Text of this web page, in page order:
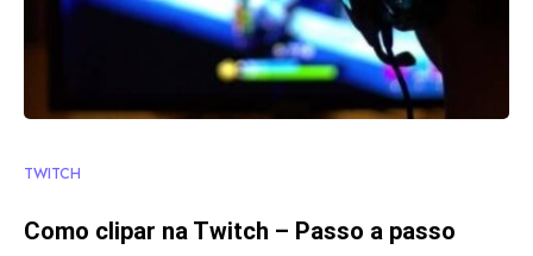
TWITCH
Como clipar na Twitch – Passo a passo